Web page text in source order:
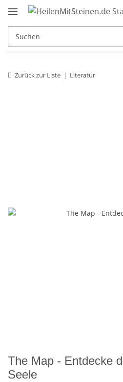
Zurück zur Liste Literatur
The Map - Entdecke
Seele